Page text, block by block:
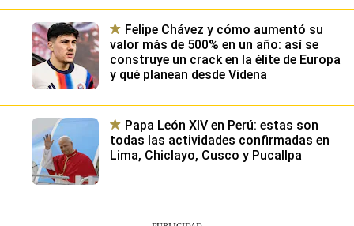
Felipe Chávez y cómo aumentó su
valor más de 500% en un año: así se
construye un crack en la élite de Europa
y qué planean desde Videna
Papa León XIV en Perú: estas son
todas las actividades confirmadas en
Lima, Chiclayo, Cusco y Pucallpa